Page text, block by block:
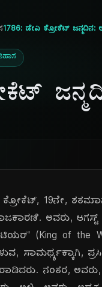
1786: ಡೇವಿ ಕ್ರೋಕೆಟ್
19ನೇ,
ಅವರು,
(King of the
ಸಾಮರ್ಥ್ಯಕ್ಕಾಗಿ,
ನಂತರ, ಅವರು,